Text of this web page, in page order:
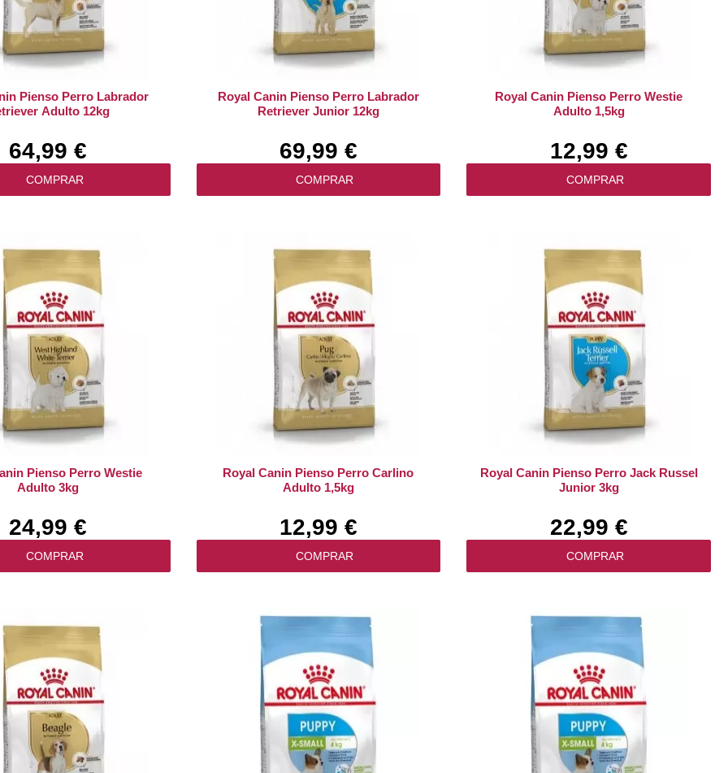
Pienso Perro Labrador
Adulto 12kg
64,99 €
COMPRAR
Royal Canin Pienso Perro Labrador
Retriever Junior 12kg
69,99 €
COMPRAR
Royal Canin Pienso Perro Westie
Adulto 1,5kg
12,99 €
COMPRAR
Pienso Perro Westie
Adulto 3kg
24,99 €
COMPRAR
Royal Canin Pienso Perro Carlino
Adulto 1,5kg
12,99 €
COMPRAR
Royal Canin Pienso Perro Jack Russel
Junior 3kg
22,99 €
COMPRAR